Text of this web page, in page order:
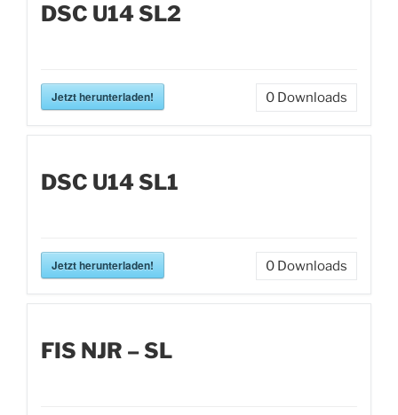
DSC U14 SL2
Jetzt herunterladen! 0 Downloads
DSC U14 SL1
Jetzt herunterladen! 0 Downloads
FIS NJR – SL